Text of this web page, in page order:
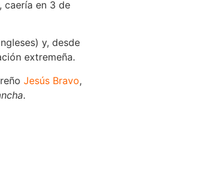
caería en 3 de
y, desde
extremeña.
Jesús Bravo,
.